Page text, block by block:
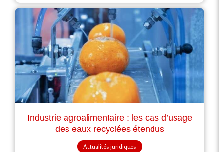
Industrie agroalimentaire : les cas d’usage
des eaux recyclées étendus
Actualités juridiques